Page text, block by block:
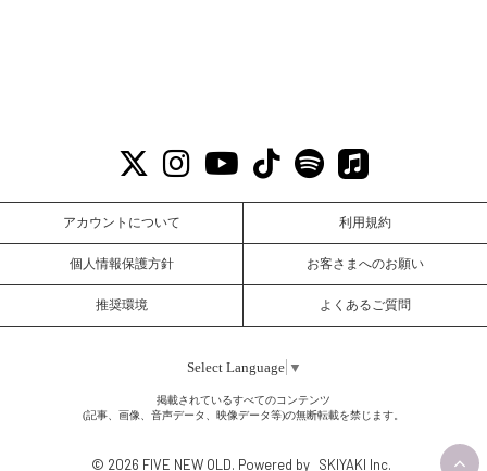
アカウントについて 利用規約
個人情報保護方針 お客さまへのお願い
推奨環境 よくあるご質問
Select Language ▼
掲載されているすべてのコンテンツ
(記事、画像、音声データ、映像データ等)の無断転載を禁じます。
© 2026 FIVE NEW OLD. Powered by SKIYAKI Inc.